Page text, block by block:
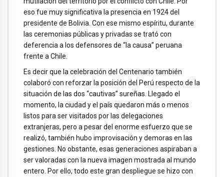
eso fue muy significativa la presencia en 1924 del
presidente de Bolivia. Con ese mismo espíritu, durante
las ceremonias públicas y privadas se trató con
deferencia a los defensores de “la causa” peruana
frente a Chile.
Es decir que la celebración del Centenario también
colaboró con reforzar la posición del Perú respecto de la
situación de las dos “cautivas” sureñas. Llegado el
momento, la ciudad y el país quedaron más o menos
listos para ser visitados por las delegaciones
extranjeras, pero a pesar del enorme esfuerzo que se
realizó, también hubo improvisación y demoras en las
gestiones. No obstante, esas generaciones aspiraban a
ser valoradas con la nueva imagen mostrada al mundo
entero. Por ello, todo este gran despliegue se hizo con